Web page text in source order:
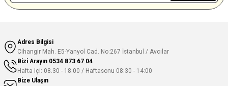
Adres Bilgisi
Cihangir Mah. E5-Yanyol Cad. No:267 İstanbul / Avcılar
Bizi Arayın 0534 873 67 04
Hafta içi: 08.30 - 18.00 / Haftasonu 08:30 - 14:00
Bize Ulaşın